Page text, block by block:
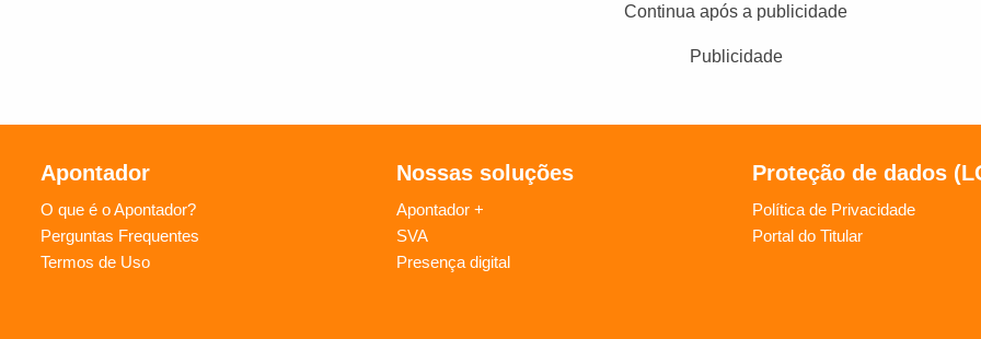
Continua após a publicidade
Publicidade
Apontador
O que é o Apontador?
Perguntas Frequentes
Termos de Uso
Nossas soluções
Apontador +
SVA
Presença digital
Proteção de dados
Política de Privacidade
Portal do Titular